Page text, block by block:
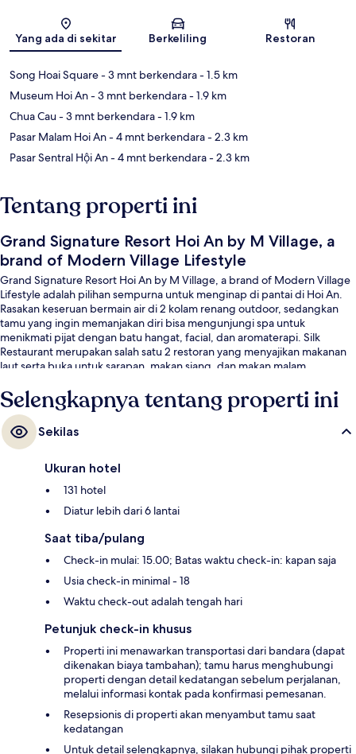
Peta
Yang ada di sekitar Berkeliling Restoran
Song Hoai Square- 3 mnt berkendara- 1.5 km
Museum Hoi An- 3 mnt berkendara- 1.9 km
Chua Cau- 3 mnt berkendara- 1.9 km
Pasar Malam Hoi An- 4 mnt berkendara- 2.3 km
Pasar Sentral Hội An- 4 mnt berkendara- 2.3 km
Tentang properti ini
Grand Signature Resort Hoi An by M Village, a
brand of Modern Village Lifestyle
Grand Signature Resort Hoi An by M Village, a brand of Modern Village
Lifestyle adalah pilihan sempurna untuk menginap di pantai di Hoi An.
Rasakan keseruan bermain air di 2 kolam renang outdoor, sedangkan
tamu yang ingin memanjakan diri bisa mengunjungi spa untuk
menikmati pijat dengan batu hangat, facial, dan aromaterapi. Silk
Restaurant merupakan salah satu 2 restoran yang menyajikan makanan
laut serta buka untuk sarapan, makan siang, dan makan malam.
kebugaran. Para traveler terkesan dengan staf.
Selengkapnya tentang properti ini
Sekilas
Ukuran hotel
131 hotel
Diatur lebih dari 6 lantai
Saat tiba/pulang
Check-in mulai: 15.00; Batas waktu check-in: kapan saja
Usia check-in minimal - 18
Waktu check-out adalah tengah hari
Petunjuk check-in khusus
Properti ini menawarkan transportasi dari bandara (dapat
dikenakan biaya tambahan); tamu harus menghubungi
properti dengan detail kedatangan sebelum perjalanan,
melalui informasi kontak pada konfirmasi pemesanan.
Resepsionis di properti akan menyambut tamu saat
kedatangan
Untuk detail selengkapnya, silakan hubungi pihak properti